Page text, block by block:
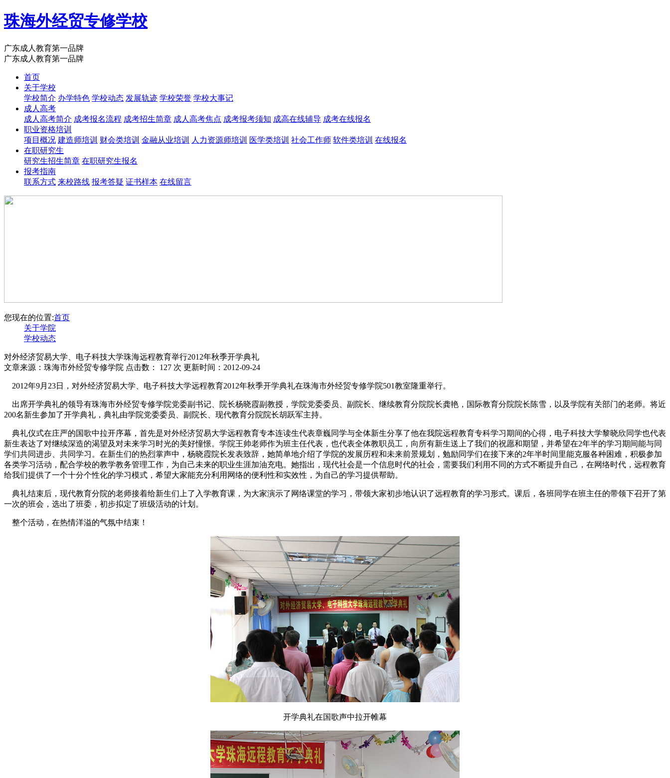
珠海外经贸专修学校
广东成人教育第一品牌
广东成人教育第一品牌
首页
关于学校
学校简介 办学特色 学校动态 发展轨迹 学校荣誉 学校大事记
成人高考
成人高考简介 成考报名流程 成考招生简章 成人高考焦点 成考报考须知 成高在线辅导 成考在线报名
职业资格培训
项目概况 建造师培训 财会类培训 金融从业培训 人力资源师培训 医学类培训 社会工作师 软件类培训 在线报名
在职研究生
研究生招生简章 在职研究生报名
报考指南
联系方式 来校路线 报考答疑 证书样本 在线留言
您现在的位置:首页
关于学院
学校动态
对外经济贸易大学、电子科技大学珠海远程教育举行2012年秋季开学典礼
文章来源：珠海市外经贸专修学院 点击数： 127 次 更新时间：2012-09-24
2012年9月23日，对外经济贸易大学、电子科技大学远程教育2012年秋季开学典礼在珠海市外经贸专修学院501教室隆重举行。
出席开学典礼的领导有珠海市外经贸专修学院党委副书记、院长杨晓霞副教授，学院党委委员、副院长、继续教育分院院长龚艳，国际教育分院院长陈雪，以及学院有关部门的老师。将近
200名新生参加了开学典礼，典礼由学院党委委员、副院长、现代教育分院院长胡跃军主持。
典礼仪式在庄严的国歌中拉开序幕，首先是对外经济贸易大学远程教育专本连读生代表章巍同学与全体新生分享了他在我院远程教育专科学习期间的心得，电子科技大学黎晓欣同学也代表
新生表达了对继续深造的渴望及对未来学习时光的美好憧憬。学院王帅老师作为班主任代表，也代表全体教职员工，向所有新生送上了我们的祝愿和期望，并希望在2年半的学习期间能与同
学们共同进步、共同学习。在新生们的热烈掌声中，杨晓霞院长发表致辞，她简单地介绍了学院的发展历程和未来前景规划，勉励同学们在接下来的2年半时间里能克服各种困难，积极参加
各类学习活动，配合学校的教学教务管理工作，为自己未来的职业生涯加油充电。她指出，现代社会是一个信息时代的社会，需要我们利用不同的方式不断提升自己，在网络时代，远程教育
给我们提供了一个十分个性化的学习模式，希望大家能充分利用网络的便利性和实效性，为自己的学习提供帮助。
典礼结束后，现代教育分院的老师接着给新生们上了入学教育课，为大家演示了网络课堂的学习，带领大家初步地认识了远程教育的学习形式。课后，各班同学在班主任的带领下召开了第
一次的班会，选出了班委，初步拟定了班级活动的计划。
整个活动，在热情洋溢的气氛中结束！
开学典礼在国歌声中拉开帷幕